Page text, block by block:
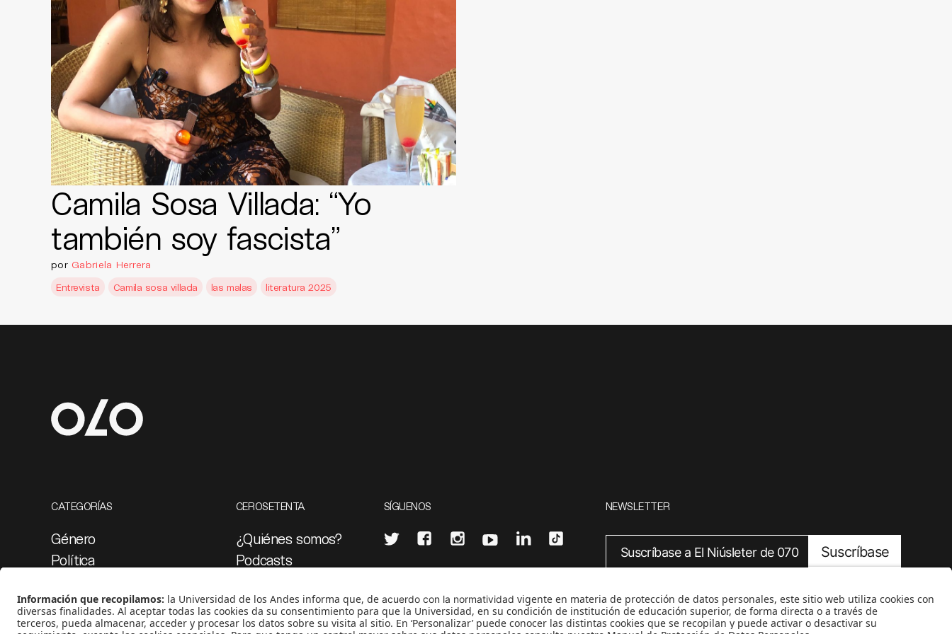
Camila Sosa Villada: “Yo
también soy fascista”
por Gabriela Herrera
Entrevista
Camila sosa villada las malas literatura 2025
CATEGORÍAS
Género
Política
Medio ambiente
Medios y periodismo
CEROSETENTA
¿Quiénes somos?
Podcasts
Proyectos 070
SÍGUENOS
CONTÁCTANOS
cerosetenta@uniandes.edu.co
NEWSLETTER
Suscríbase